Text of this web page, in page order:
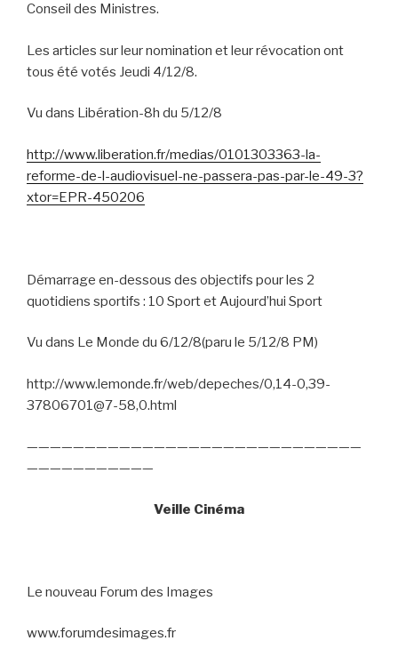
Conseil des Ministres.
Les articles sur leur nomination et leur révocation ont
tous été votés Jeudi 4/12/8.
Vu dans Libération-8h du 5/12/8
http://www.liberation.fr/medias/0101303363-la-
reforme-de-l-audiovisuel-ne-passera-pas-par-le-49-3?
xtor=EPR-450206
Démarrage en-dessous des objectifs pour les 2
quotidiens sportifs : 10 Sport et Aujourd’hui Sport
Vu dans Le Monde du 6/12/8(paru le 5/12/8 PM)
http://www.lemonde.fr/web/depeches/0,14-0,39-
37806701@7-58,0.html
—————————————————————————————
———————————
Veille Cinéma
Le nouveau Forum des Images
www.forumdesimages.fr